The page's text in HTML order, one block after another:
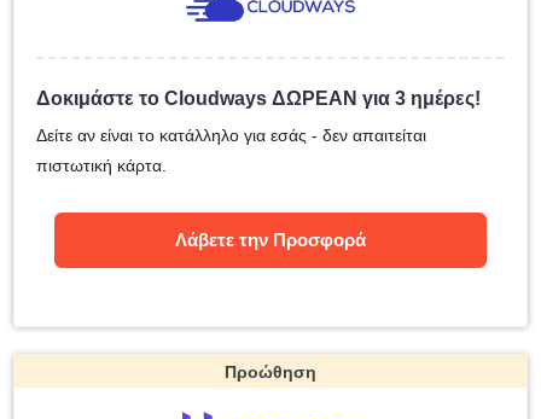
Δοκιμάστε το Cloudways ΔΩΡΕΑΝ για 3 ημέρες!
Δείτε αν είναι το κατάλληλο για εσάς - δεν απαιτείται
πιστωτική κάρτα.
Λάβετε την Προσφορά
Προώθηση